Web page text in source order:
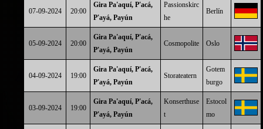
07-09-2024 20:00
Gira Pa'aquí, P'acá,
P'ayá, Payún
Passionskirc
he
Berlín
05-09-2024 20:00
Gira Pa'aquí, P'acá,
P'ayá, Payún
Cosmopolite Oslo
04-09-2024 19:00
Gira Pa'aquí, P'acá,
P'ayá, Payún
Storateatern
Gotem
burgo
03-09-2024 19:00
Gira Pa'aquí, P'acá,
P'ayá, Payún
Konserthuse
t
Estocol
mo